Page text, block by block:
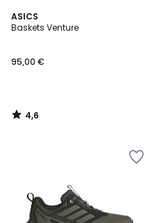
ASICS
Baskets Venture
95,00 €
4,6
/ 5
4,6
/